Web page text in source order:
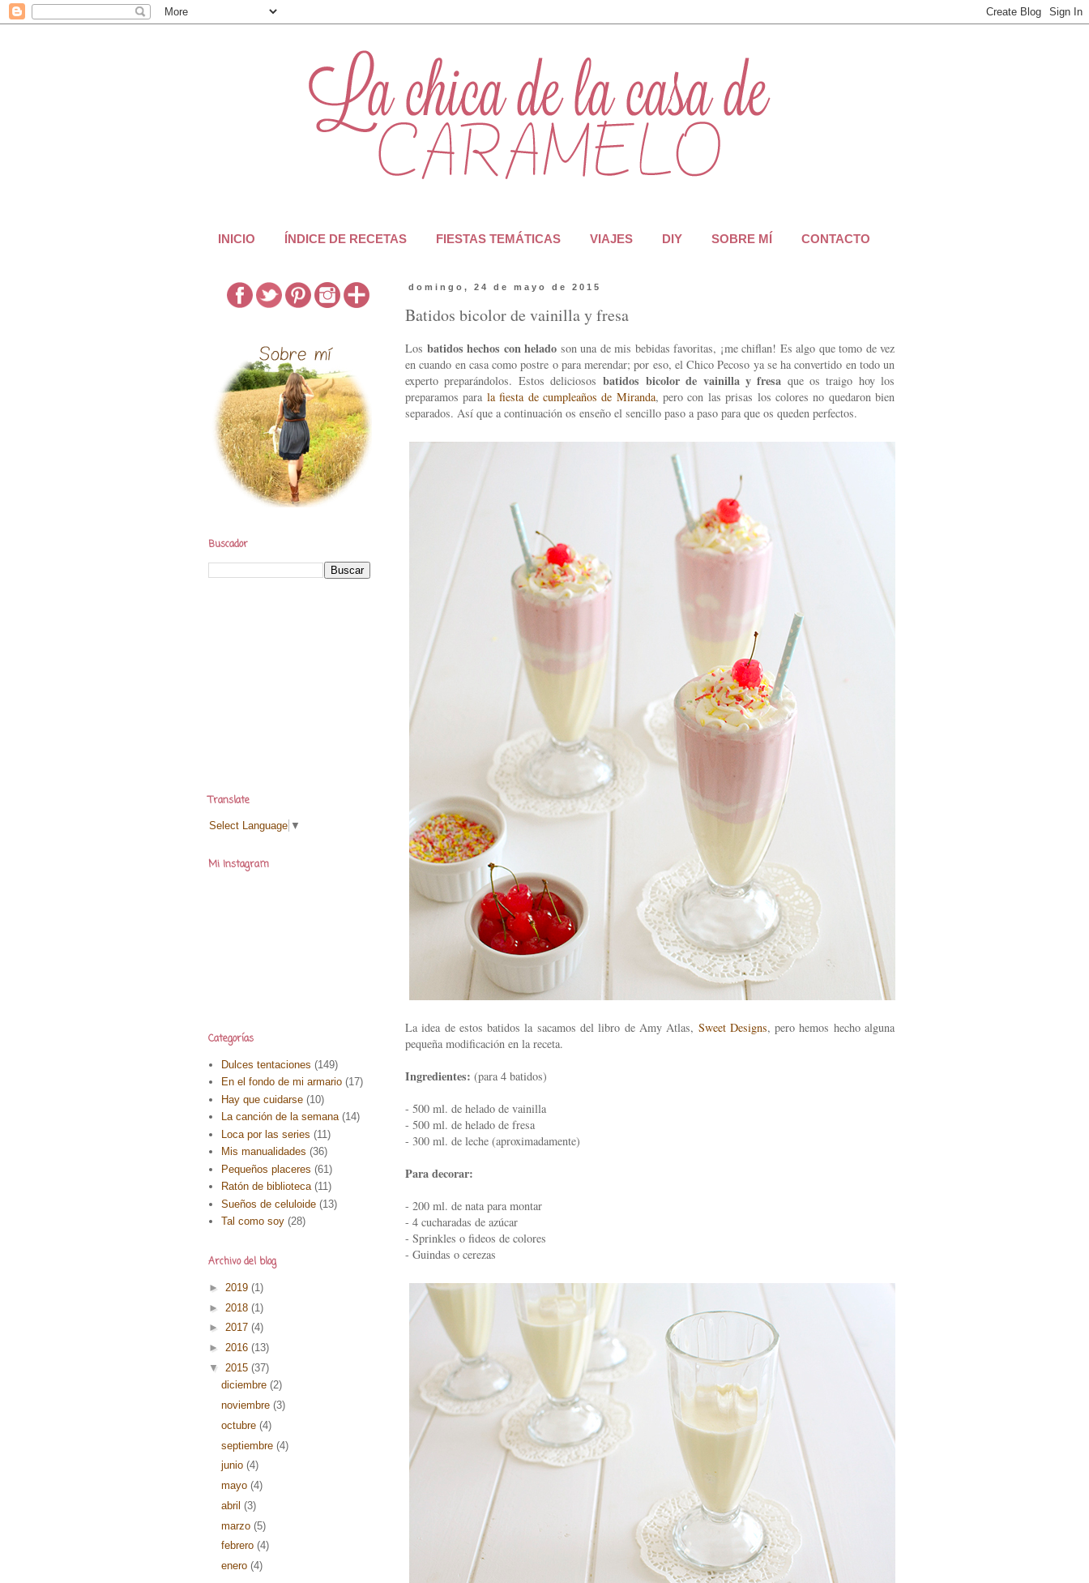
INICIO ÍNDICE DE RECETAS FIESTAS TEMÁTICAS VIAJES DIY SOBRE MÍ CONTACTO
domingo, 24 de mayo de 2015
Batidos bicolor de vainilla y fresa
Los batidos hechos con helado son una de mis bebidas favoritas, ¡me chiflan! Es algo que tomo de vez
en cuando en casa como postre o para merendar; por eso, el Chico Pecoso ya se ha convertido en todo un
experto preparándolos. Estos deliciososbatidos bicolor de vainilla y fresa que os traigo hoy los
preparamos para la fiesta de cumpleaños de Miranda, pero con las prisas los colores no quedaron bien
separados. Así que a continuación os enseño el sencillo paso a paso para que os queden perfectos.
La idea de estos batidos la sacamos del libro de Amy Atlas, Sweet Designs, pero hemos hecho alguna
pequeña modificación en la receta.
Ingredientes: (para 4 batidos)
- 500 ml. de helado de vainilla
- 500 ml. de helado de fresa
- 300 ml. de leche (aproximadamente)
Para decorar:
- 200 ml. de nata para montar
- 4 cucharadas de azúcar
- Sprinkles o fideos de colores
- Guindas o cerezas
Buscador
Translate
Select Language ▼
Mi Instagram
Categorías
Dulces tentaciones (149)
En el fondo de mi armario (17)
Hay que cuidarse (10)
La canción de la semana (14)
Loca por las series (11)
Mis manualidades (36)
Pequeños placeres (61)
Ratón de biblioteca (11)
Sueños de celuloide (13)
Tal como soy (28)
Archivo del blog
► 2019 (1)
► 2018 (1)
► 2017 (4)
► 2016 (13)
▼ 2015 (37)
diciembre (2)
noviembre (3)
octubre (4)
septiembre (4)
junio (4)
mayo (4)
abril (3)
marzo (5)
febrero (4)
enero (4)